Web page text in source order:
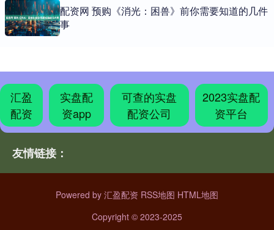
配资网 预购《消光：困兽》前你需要知道的几件
事
汇盈
配资
实盘配
资app
可查的实盘
配资公司
2023实盘配
资平台
友情链接：
Powered by 汇盈配资 RSS地图 HTML地图
Copyright © 2023-2025